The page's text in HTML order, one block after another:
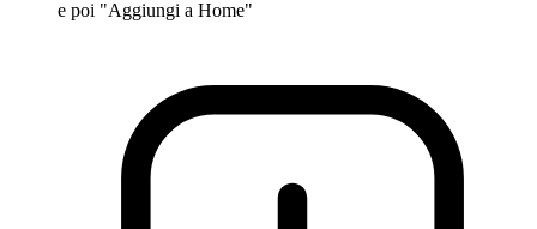
e poi "Aggiungi a Home"